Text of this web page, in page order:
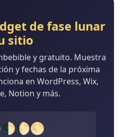
de fase lunar
sitio
y gratuito. Muestra
y fechas de la próxima
en WordPress, Wix,
Notion y más.